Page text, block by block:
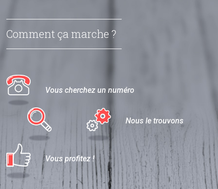
Comment ça marche ?
Vous cherchez un numéro
Nous le trouvons
Vous profitez !